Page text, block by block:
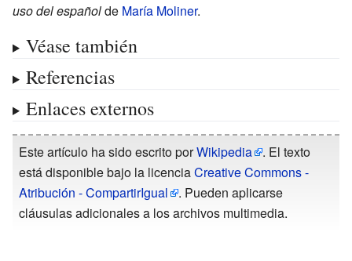
uso del españolde María Moliner.
Véase también
Referencias
Enlaces externos
Este artículo ha sido escrito porWikipedia
. El texto
está disponible bajo la licenciaCreative Commons -
Atribución - CompartirIgual
. Pueden aplicarse
cláusulas adicionales a los archivos multimedia.